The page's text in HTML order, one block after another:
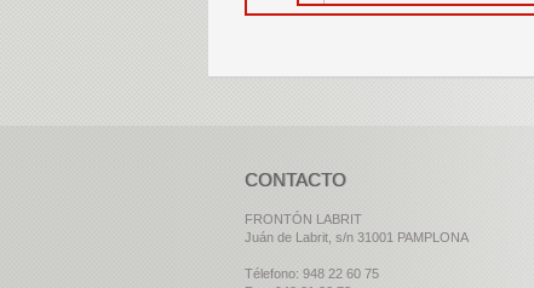
CONTACTO
FRONTÓN LABRIT
Juán de Labrit, s/n 31001 PAMPLONA
Télefono: 948 22 60 75